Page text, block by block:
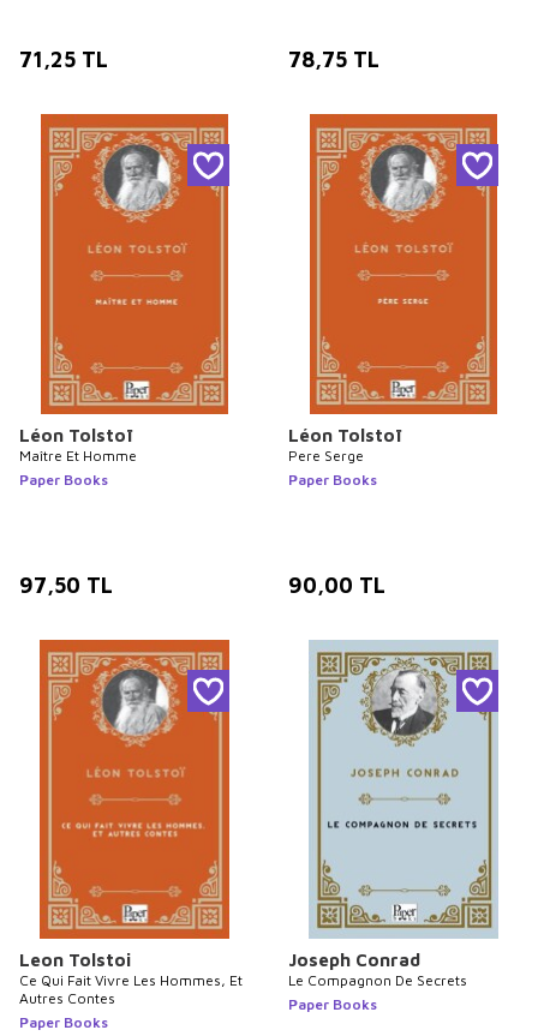
71,25 TL 78,75 TL
Léon Tolstoï
Maître Et Homme
Paper Books
97,50 TL
Léon Tolstoï
Pere Serge
Paper Books
90,00 TL
Leon Tolstoi
Ce Qui Fait Vivre Les Hommes, Et
Autres Contes
Paper Books
Joseph Conrad
Le Compagnon De Secrets
Paper Books